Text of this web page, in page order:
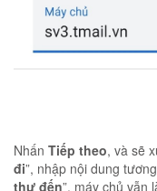
Nhấn Tiếp theo, và sẽ
đi”, nhập nội dung
thư đến”, máy chủ vẫn